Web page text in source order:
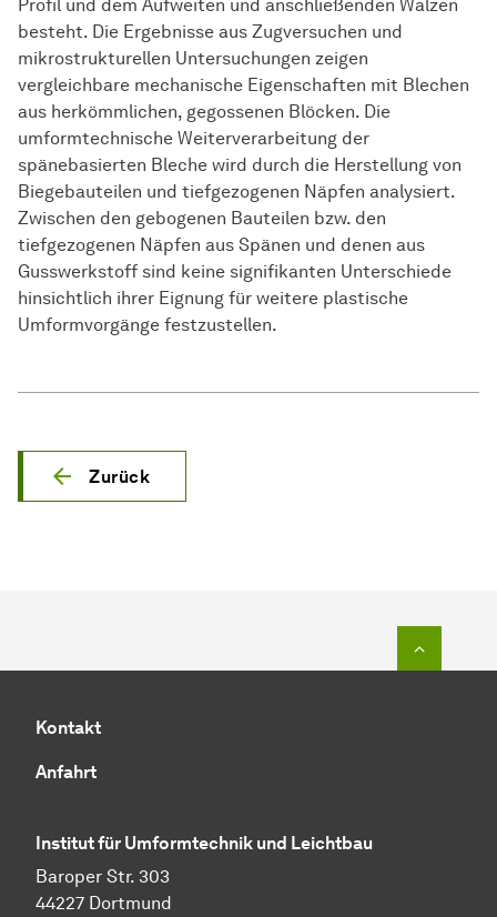
Profil und dem Aufweiten und anschließenden Walzen
besteht. Die Ergebnisse aus Zugversuchen und
mikrostrukturellen Untersuchungen zeigen
vergleichbare mechanische Eigenschaften mit Blechen
aus herkömmlichen, gegossenen Blöcken. Die
umformtechnische Weiterverarbeitung der
spänebasierten Bleche wird durch die Herstellung von
Biegebauteilen und tiefgezogenen Näpfen analysiert.
Zwischen den gebogenen Bauteilen bzw. den
tiefgezogenen Näpfen aus Spänen und denen aus
Gusswerkstoff sind keine signifikanten Unterschiede
hinsichtlich ihrer Eignung für weitere plastische
Umformvorgänge festzustellen.
Zurück
Kontakt
Anfahrt
Institut für Umformtechnik und Leichtbau
Baroper Str. 303
44227 Dortmund